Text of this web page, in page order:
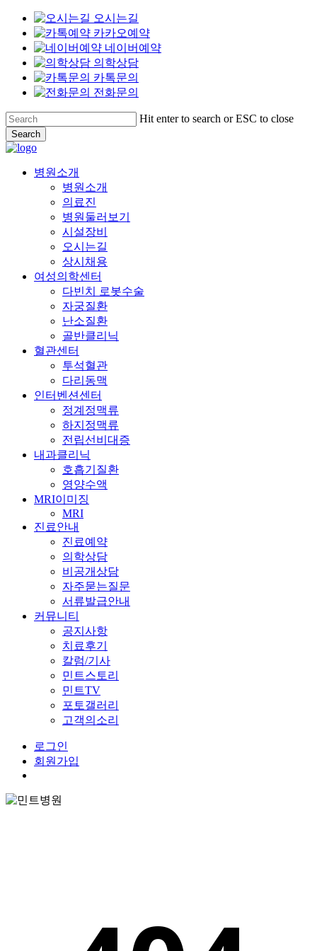
오시는길
카카오예약
네이버예약
의학상담
카톡문의
전화문의
Skip
to
main
content
Hit enter to search or ESC to close
Search
Close
Menu
병원소개
병원소개
의료진
병원둘러보기
시설장비
오시는길
상시채용
여성의학센터
다빈치 로봇수술
자궁질환
난소질환
골반클리닉
혈관센터
투석혈관
다리동맥
인터벤션센터
정계정맥류
하지정맥류
전립선비대증
내과클리닉
호흡기질환
영양수액
MRI이미징
MRI
진료안내
진료예약
의학상담
비공개상담
자주묻는질문
서류발급안내
커뮤니티
공지사항
치료후기
칼럼/기사
민트스토리
민트TV
포토갤러리
고객의소리
로그인
회원가입